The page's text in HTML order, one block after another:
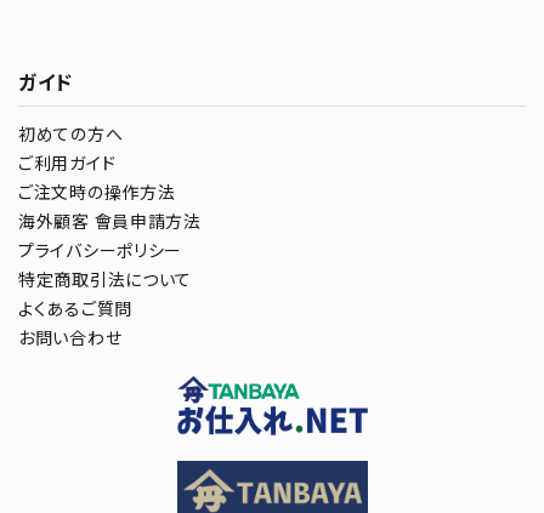
ガイド
初めての方へ
ご利用ガイド
ご注文時の操作方法
海外顧客 會員申請方法
プライバシーポリシー
特定商取引法について
よくあるご質問
お問い合わせ